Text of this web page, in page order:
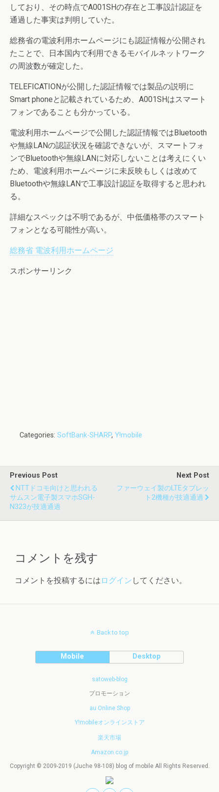
しており、その時点でA001SHの存在と工事設計認証を
通過した事実は判明していた。
総務省の電波利用ホームページにも認証情報が公開され
たことで、日本国内で利用できるモバイルネットワーク
の周波数が確定した。
TELEFICATIONが公開した認証情報では製品の説明に
Smart phoneと記載されているため、A001SHはスマート
フォンであることも分かっている。
電波利用ホームページで公開した認証情報ではBluetooth
や無線LANの認証状況を確認できないが、スマートフォ
ンでBluetoothや無線LANに対応しないことは考えにくい
ため、電波利用ホームページに未反映もしくは改めて
Bluetoothや無線LANで工事設計認証を取得すると思われ
る。
詳細なスペックは不明であるが、中低価格帯のスマート
フォンとなる可能性が高い。
総務省 電波利用ホームページ
スポンサーリンク
Categories: SoftBank-SHARP, Y!mobile
Previous Post
NTTドコモ向けと思われる
サムスン電子製スマホSGH-
N323が技適通過
Next Post
ファーウェイ製のLTEタブレッ
ト2機種が技適通過
コメントを残す
コメントを投稿するには ログイン してください。
Back to top
Mobile Desktop
satoweb-blog
プロモーション
au Online Shop
Y!mobileオンラインストア
楽天市場
Amazon.co.jp
Copyright © 2009-2019 (Juche 98-108) blog of mobile All Rights Reserved.